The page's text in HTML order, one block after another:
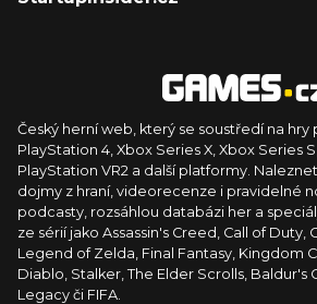
Český herní web, který se soustředí na hry
PlayStation 4, Xbox Series X, Xbox Series
PlayStation VR2 a další platformy.
dojmy z hraní, videorecenze i pravidelné
podcasty, rozsáhlou databázi her a
ze sérií jako Assassin's Creed, Call of Duty,
Legend of Zelda, Final Fantasy, Kingdom
Diablo, Stalker, The Elder Scrolls, Baldur's
Legacy či FIFA.